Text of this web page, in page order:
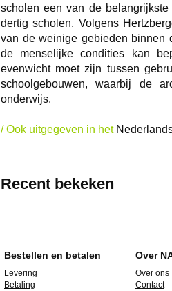
scholen een van de
dertig scholen. Volgens
van de weinige gebieden binnen
de menselijke condities kan
evenwicht moet zijn tussen
schoolgebouwen, waarbij de
onderwijs.
/ Ook uitgegeven in het
Recent bekeken
Bestellen en betalen
Levering
Betaling
Over
Over ons
Contact